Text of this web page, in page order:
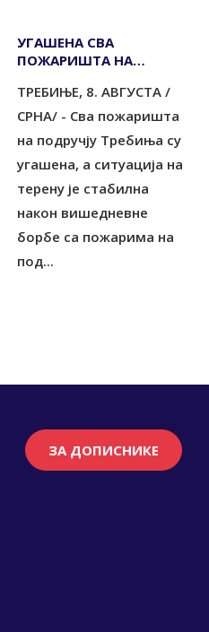
УГАШЕНА СВА
ПОЖАРИШТА НА
ТРЕБИЊЕ, 8. АВГУСТА /
СРНА/ - Сва пожаришта
на подручју Требиња су
угашена, а ситуација на
терену је стабилна
након вишедневне
борбе са пожарима на
под...
ЗА ДОПИСНИКЕ